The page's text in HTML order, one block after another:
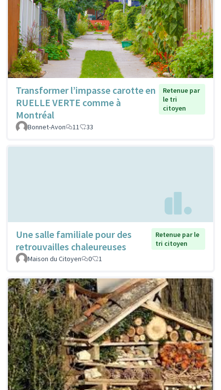
Transformer l’impasse carotte en
RUELLE VERTE comme à
Montréal
Retenue par
le tri
citoyen
Bonnet-Avon 11 33
Une salle familiale pour des
retrouvailles chaleureuses
Retenue par le
tri citoyen
Maison du Citoyen
0 1